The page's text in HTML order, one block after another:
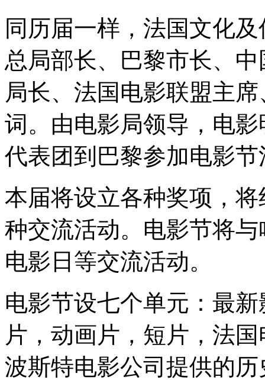
同历届一样，法国文化
总局部长、巴黎市长、
局长、法国电影联盟主
词。由电影局领导，电
代表团到巴黎参加电影节
本届将设立各种奖项，
种交流活动。电影节将
电影日等交流活动。
电影节设七个单元：最
片，动画片，短片，法
波斯特电影公司提供的